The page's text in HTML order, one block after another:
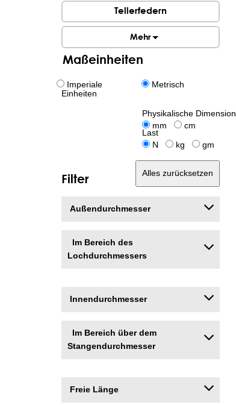
Tellerfedern
Mehr
Maßeinheiten
Imperiale
Einheiten
Metrisch
Physikalische Dimension
mm
cm
Last
N
kg gm
Filter Alles zurücksetzen
Außendurchmesser
Im Bereich des
Lochdurchmessers
Innendurchmesser
Im Bereich über dem
Stangendurchmesser
Freie Länge